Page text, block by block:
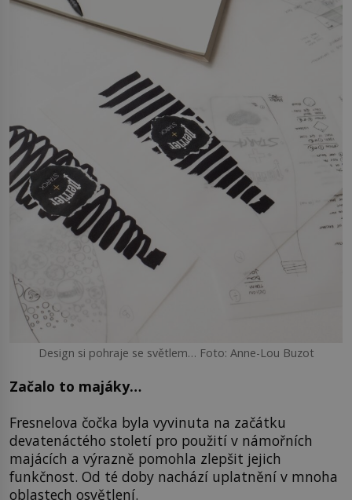
Design si pohraje se světlem… Foto: Anne-Lou Buzot
Začalo to majáky…
Fresnelova čočka byla vyvinuta na začátku
devatenáctého století pro použití v námořních
majácích a výrazně pomohla zlepšit jejich
funkčnost. Od té doby nachází uplatnění v mnoha
oblastech osvětlení.